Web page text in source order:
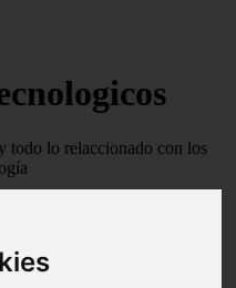
todo lo relaccionado con los